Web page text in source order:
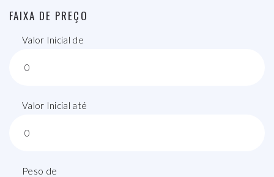
FAIXA DE PREÇO
Valor Inicial de
Valor Inicial até
Peso de